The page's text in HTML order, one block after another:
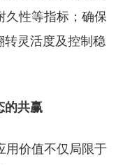
久性等指标；确保
转灵活度及控制稳
的共赢
用价值不仅局限于